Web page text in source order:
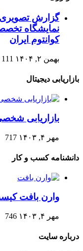
گزارش
نمایشگاه
کوانتوم ایران
بهمن ۲, ۱۴۰۴ 111
بازاریابی دیجیتال
بازاریابی
مهر ۴, ۱۴۰۳ 717
دانشنامه کسب و کار
وارن بافت
مهر ۴, ۱۴۰۳ 746
درباره سایت